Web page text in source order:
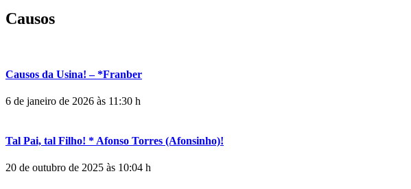
Causos
Causos da Usina! – *Franber
6 de janeiro de 2026 às 11:30 h
Tal Pai, tal Filho! * Afonso Torres (Afonsinho)!
20 de outubro de 2025 às 10:04 h